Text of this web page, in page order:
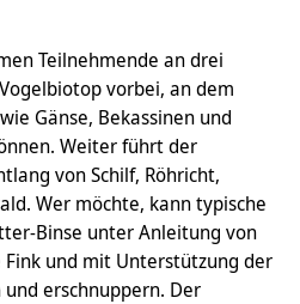
Teilnehmende an drei
vorbei, an dem
Gänse, Bekassinen und
Weiter führt der
von Schilf, Röhricht,
Wer möchte, kann typische
Binse unter Anleitung von
und mit Unterstützung der
erschnuppern. Der